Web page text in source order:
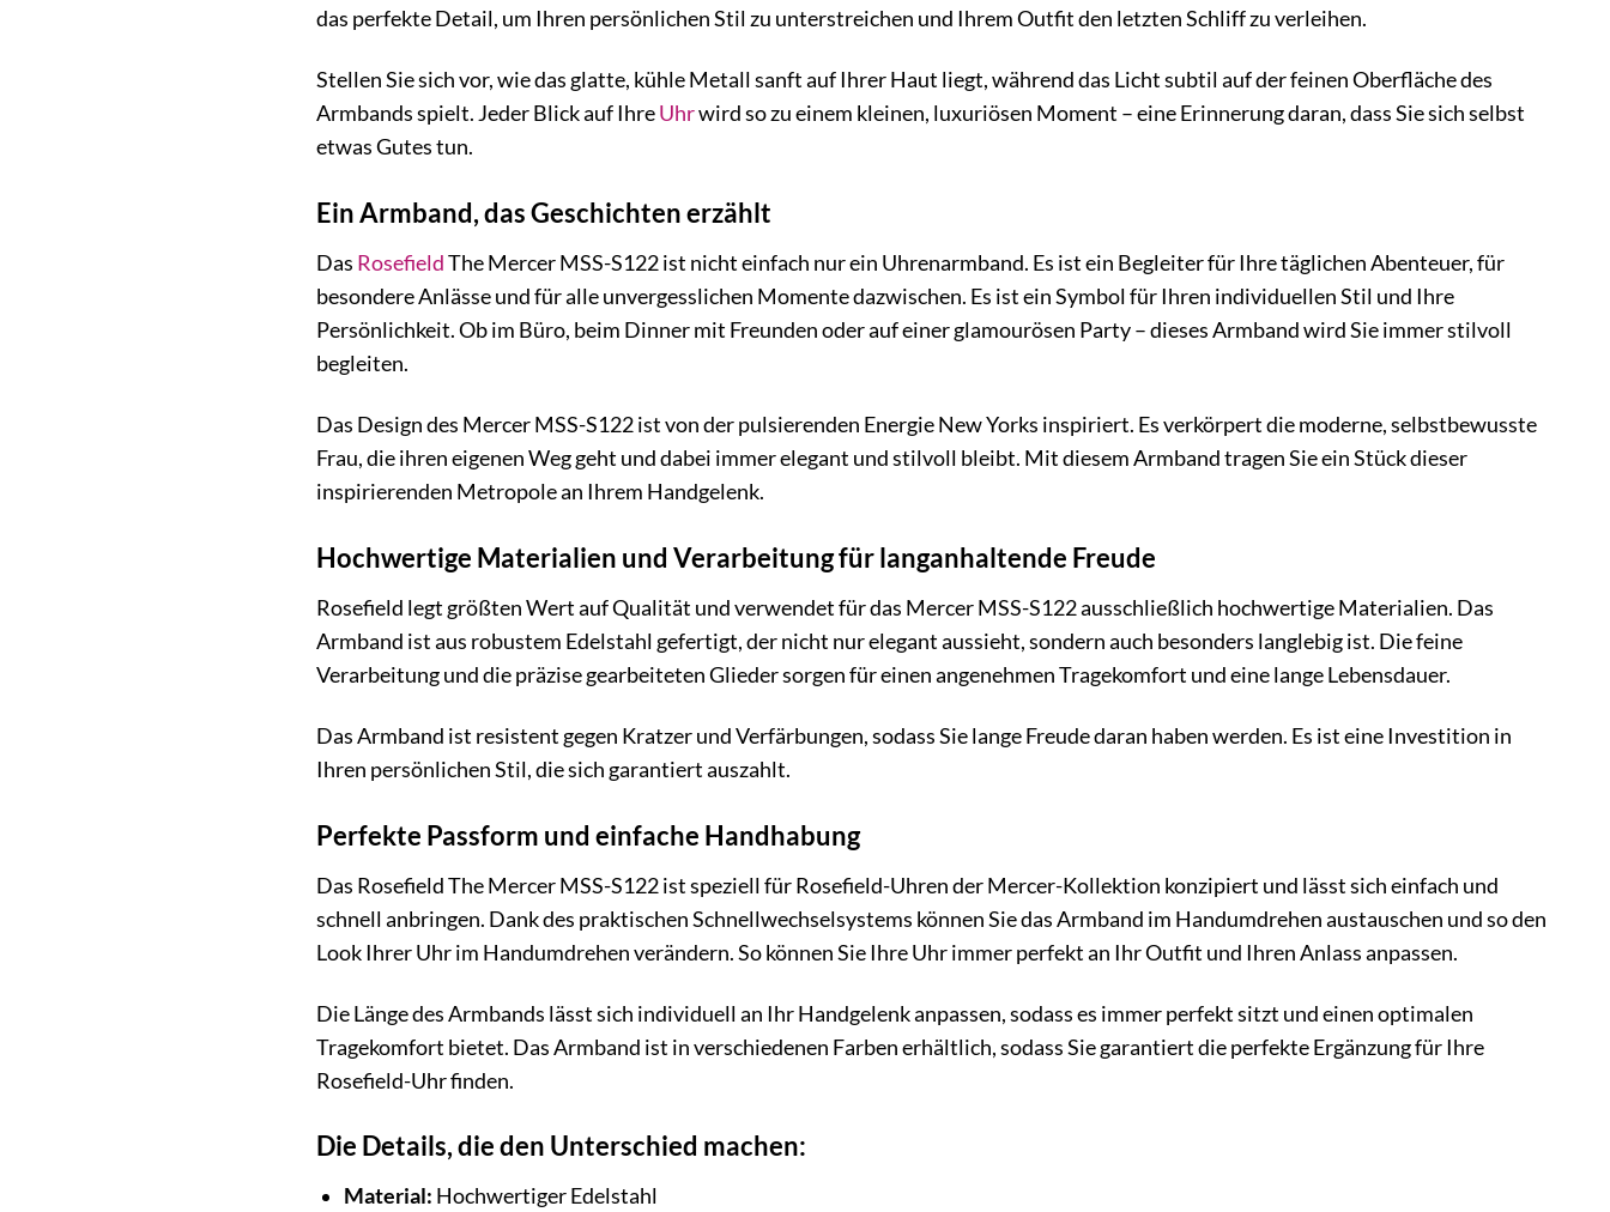
das perfekte Detail, um Ihren persönlichen Stil zu unterstreichen und Ihrem Outfit den letzten Schliff zu verleihen.
Stellen Sie sich vor, wie das glatte, kühle Metall sanft auf Ihrer Haut liegt, während das Licht subtil auf der feinen Oberfläche des
Armbands spielt. Jeder Blick auf IhreUhrwird so zu einem kleinen, luxuriösen Moment – eine Erinnerung daran, dass Sie sich selbst
etwas Gutes tun.
Ein Armband, das Geschichten erzählt
Das RosefieldThe Mercer MSS-S122 ist nicht einfach nur ein Uhrenarmband. Es ist ein Begleiter für Ihre täglichen Abenteuer, für
besondere Anlässe und für alle unvergesslichen Momente dazwischen. Es ist ein Symbol für Ihren individuellen Stil und Ihre
Persönlichkeit. Ob im Büro, beim Dinner mit Freunden oder auf einer glamourösen Party – dieses Armband wird Sie immer stilvoll
begleiten.
Das Design des Mercer MSS-S122 ist von der pulsierenden Energie New Yorks inspiriert. Es verkörpert die moderne, selbstbewusste
Frau, die ihren eigenen Weg geht und dabei immer elegant und stilvoll bleibt. Mit diesem Armband tragen Sie ein Stück dieser
inspirierenden Metropole an Ihrem Handgelenk.
Hochwertige Materialien und Verarbeitung für langanhaltende Freude
Rosefield legt größten Wert auf Qualität und verwendet für das Mercer MSS-S122 ausschließlich hochwertige Materialien. Das
Armband ist aus robustem Edelstahl gefertigt, der nicht nur elegant aussieht, sondern auch besonders langlebig ist. Die feine
Verarbeitung und die präzise gearbeiteten Glieder sorgen für einen angenehmen Tragekomfort und eine lange Lebensdauer.
Das Armband ist resistent gegen Kratzer und Verfärbungen, sodass Sie lange Freude daran haben werden. Es ist eine Investition in
Ihren persönlichen Stil, die sich garantiert auszahlt.
Perfekte Passform und einfache Handhabung
Das Rosefield The Mercer MSS-S122 ist speziell für Rosefield-Uhren der Mercer-Kollektion konzipiert und lässt sich einfach und
schnell anbringen. Dank des praktischen Schnellwechselsystems können Sie das Armband im Handumdrehen austauschen und so den
Look Ihrer Uhr im Handumdrehen verändern. So können Sie Ihre Uhr immer perfekt an Ihr Outfit und Ihren Anlass anpassen.
Die Länge des Armbands lässt sich individuell an Ihr Handgelenk anpassen, sodass es immer perfekt sitzt und einen optimalen
Tragekomfort bietet. Das Armband ist in verschiedenen Farben erhältlich, sodass Sie garantiert die perfekte Ergänzung für Ihre
Rosefield-Uhr finden.
Die Details, die den Unterschied machen:
Material: Hochwertiger Edelstahl